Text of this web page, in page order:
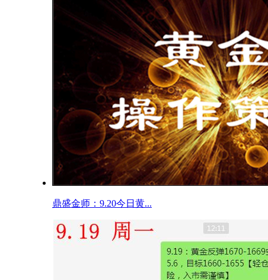
鼎盛金师：9.20今日黄...